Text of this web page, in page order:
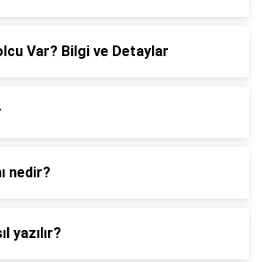
Var? Bilgi ve Detaylar
nedir?
yazılır?